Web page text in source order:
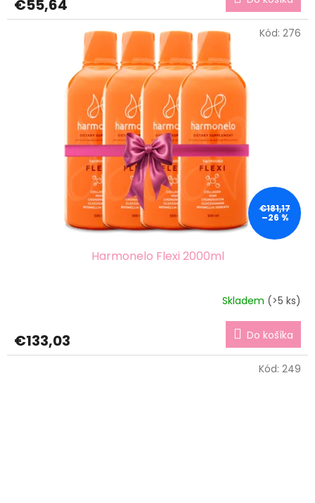
€55,64
€181,17
–26 %
Harmonelo Flexi 2000ml
Skladem (>5 ks)
€133,03 Do košíka
Kód: 276
Kód: 249